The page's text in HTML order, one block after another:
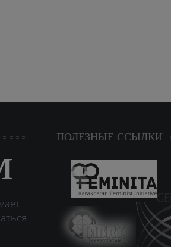
ПОЛЕЗНЫЕ ССЫЛКИ